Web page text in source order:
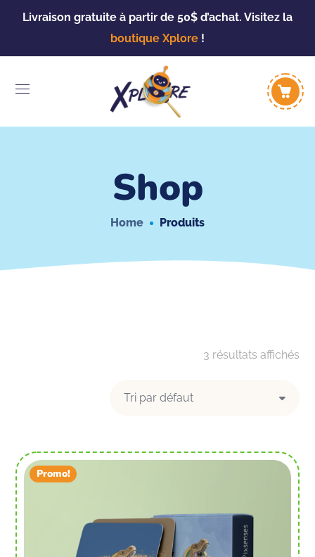
Livraison gratuite à partir de 50$ d’achat. Visitez la
boutique Xplore !
Shop
Home Produits
3 résultats affichés
Promo!